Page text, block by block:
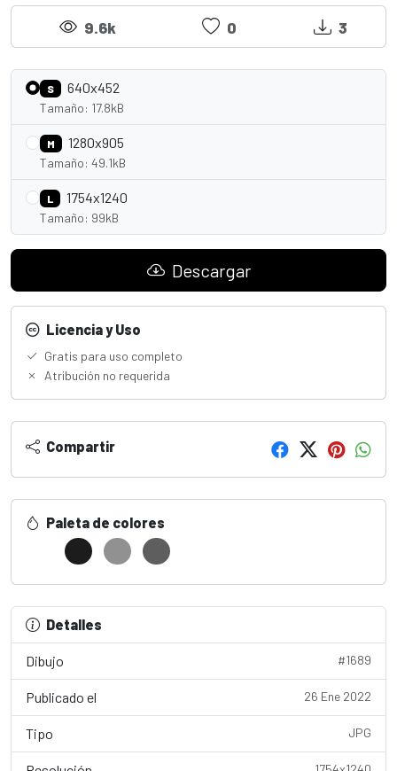
9.6k 0 3
S 640x452
Tamaño: 17.8kB
M 1280x905
Tamaño: 49.1kB
L 1754x1240
Tamaño: 99kB
Descargar
Licencia y Uso
Gratis para uso completo
Atribución no requerida
Compartir
Paleta de colores
Detalles
Dibujo #1689
Publicado el 26 Ene 2022
Tipo JPG